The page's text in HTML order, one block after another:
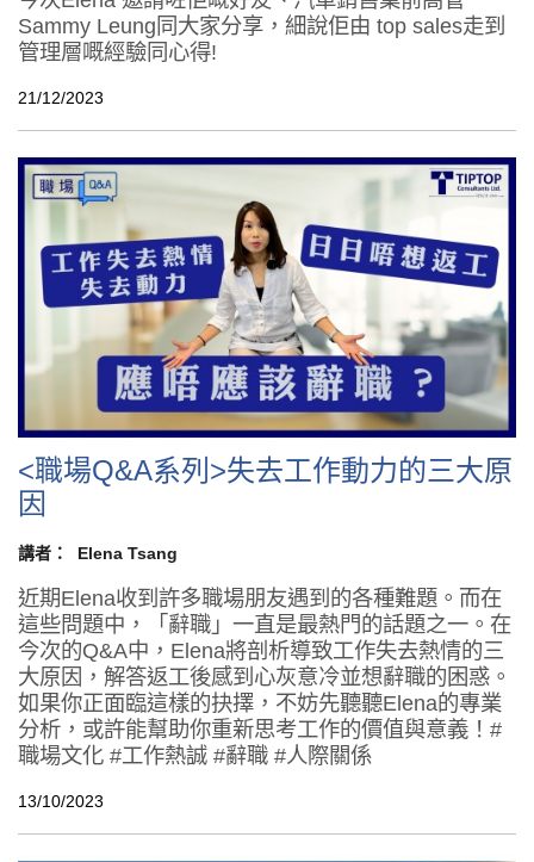
Sammy Leung同大家分享，細說佢由 top sales走到
管理層嘅經驗同心得!
21/12/2023
<職場Q&A系列>失去工作動力的三大原
因
講者： Elena Tsang
近期Elena收到許多職場朋友遇到的各種難題。而在
這些問題中，「辭職」一直是最熱門的話題之一。在
今次的Q&A中，Elena將剖析導致工作失去熱情的三
大原因，解答返工後感到心灰意冷並想辭職的困惑。
如果你正面臨這樣的抉擇，不妨先聽聽Elena的專業
分析，或許能幫助你重新思考工作的價值與意義！#
職場文化 #工作熱誠 #辭職 #人際關係
13/10/2023